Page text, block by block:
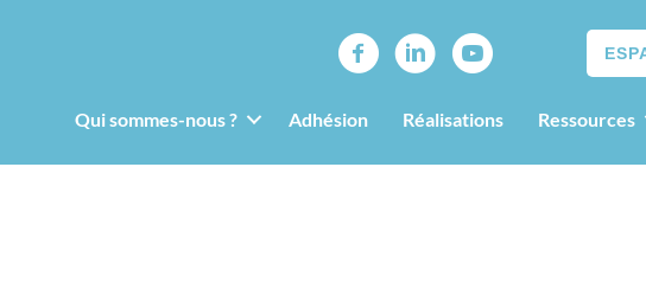
Qui sommes-nous ? Adhésion Réalisations Ressources